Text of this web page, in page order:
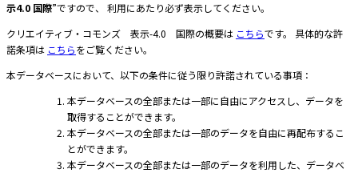
示4.0 国際”ですので、 利用にあたり必ず表示してください。
クリエイティブ・コモンズ 表示-4.0 国際の概要は こちらです。 具体的な許
諾条項は こちらをご覧ください。
本データベースにおいて、以下の条件に従う限り許諾されている事項：
本データベースの全部または一部に自由にアクセスし、データを
取得することができます。
本データベースの全部または一部のデータを自由に再配布するこ
とができます。
本データベースの全部または一部のデータを利用した、データベ